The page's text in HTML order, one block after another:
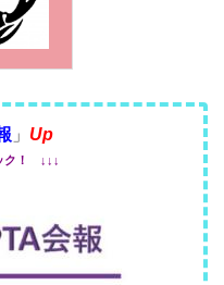
」 Up
ク！ ↓↓↓